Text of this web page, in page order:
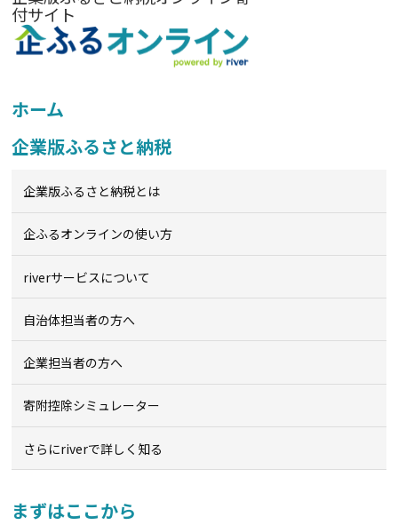
付サイト
ホーム
企業版ふるさと納税
企業版ふるさと納税とは
企ふるオンラインの使い方
riverサービスについて
自治体担当者の方へ
企業担当者の方へ
寄附控除シミュレーター
さらにriverで詳しく知る
まずはここから